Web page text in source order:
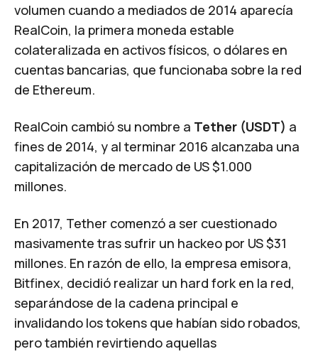
volumen cuando a mediados de 2014 aparecía
RealCoin, la primera moneda estable
colateralizada en activos físicos, o dólares en
cuentas bancarias, que funcionaba sobre la red
de Ethereum.
RealCoin cambió su nombre a Tether (USDT) a
fines de 2014, y al terminar 2016 alcanzaba una
capitalización de mercado de US $1.000
millones.
En 2017, Tether comenzó a ser cuestionado
masivamente tras sufrir un hackeo por US $31
millones. En razón de ello, la empresa emisora,
Bitfinex, decidió realizar un hard fork en la red,
separándose de la cadena principal e
invalidando los tokens que habían sido robados,
pero también revirtiendo aquellas